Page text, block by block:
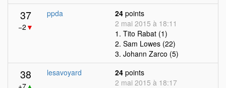
37
−2 ▼
ppda 24 points
2 mai 2015 à 18:11
1. Tito Rabat (1)
2. Sam Lowes (22)
3. Johann Zarco (5)
38
+7▲
lesavoyard 24 points
2 mai 2015 à 18:17